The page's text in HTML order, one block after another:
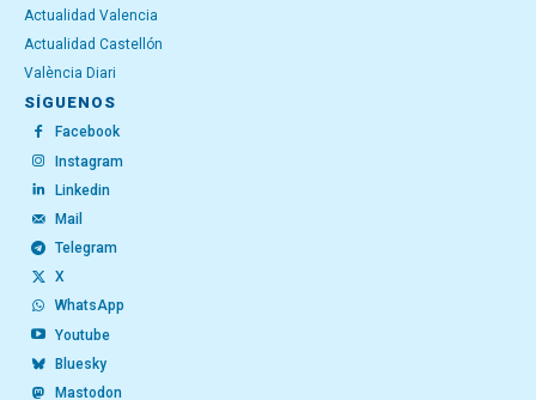
Actualidad Valencia
Actualidad Castellón
València Diari
SÍGUENOS
Facebook
Instagram
Linkedin
Mail
Telegram
X
WhatsApp
Youtube
Bluesky
Mastodon